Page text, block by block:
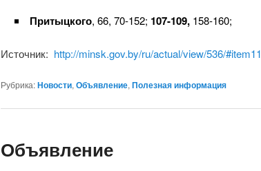
Притыцкого, 66, 70-152; 107-109,158-160;
Источник: http://minsk.gov.by/ru/actual/view/536/#item11
Рубрика:Новости,Объявление,Полезная информация
Объявление